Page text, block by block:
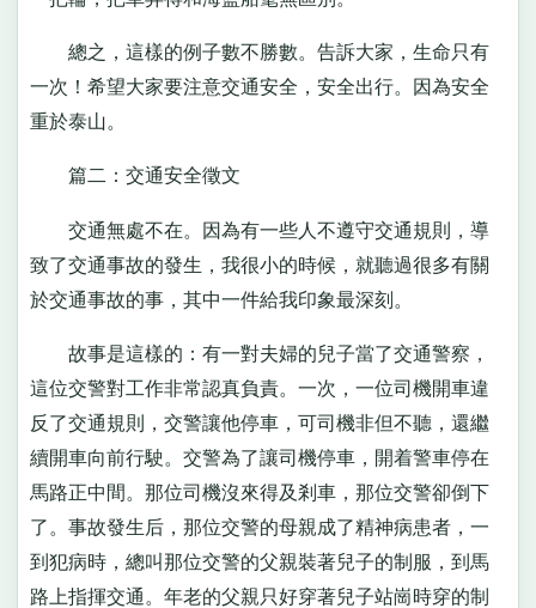
總之，這樣的例子數不勝數。告訴大家，生命只有
一次！希望大家要注意交通安全，安全出行。因為安全
重於泰山。
篇二：交通安全徵文
交通無處不在。因為有一些人不遵守交通規則，導
致了交通事故的發生，我很小的時候，就聽過很多有關
於交通事故的事，其中一件給我印象最深刻。
故事是這樣的：有一對夫婦的兒子當了交通警察，
這位交警對工作非常認真負責。一次，一位司機開車違
反了交通規則，交警讓他停車，可司機非但不聽，還繼
續開車向前行駛。交警為了讓司機停車，開着警車停在
馬路正中間。那位司機沒來得及剎車，那位交警卻倒下
了。事故發生后，那位交警的母親成了精神病患者，一
到犯病時，總叫那位交警的父親裝著兒子的制服，到馬
路上指揮交通。年老的父親只好穿著兒子站崗時穿的制